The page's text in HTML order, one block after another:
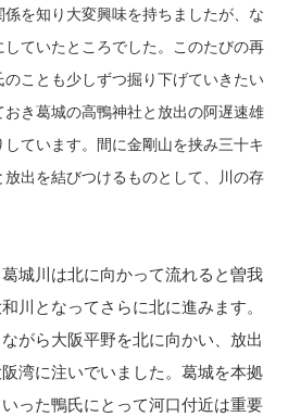
を知り大変興味を持ちましたが、な
ていたところでした。このたびの再
ことも少しずつ掘り下げていきたい
き葛城の高鴨神社と放出の阿遅速雄
ています。間に金剛山を挟み三十キ
出を結びつけるものとして、川の存
城川は北に向かって流れると曽我
川となってさらに北に進みます。
がら大阪平野を北に向かい、放出
湾に注いでいました。葛城を本拠
った鴨氏にとって河口付近は重要